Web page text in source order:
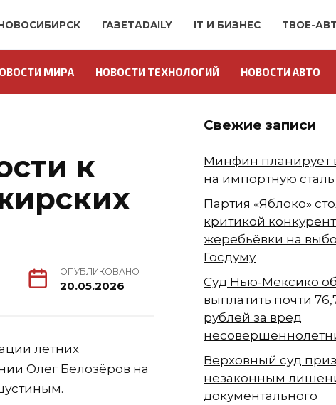
ГАЗЕТАDAILY IT И БИЗНЕС ТВОЕ-
МИРА НОВОСТИ ТЕХНОЛОГИЙ НОВОСТИ АВТО
к
ОПУБЛИКОВАНО
20.05.2026
летних
Олег Белозёров на
Свежие записи
Минфин планирует
на импортную сталь
Партия «Яблоко»
критикой
жеребьёвки на
Госдуму
Суд Нью-Мексико
выплатить почти
рублей за вред
Верховный суд
незаконным
документального